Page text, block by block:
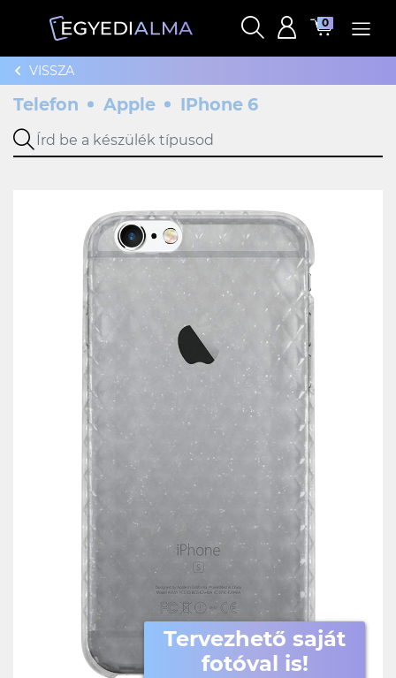
0
VISSZA
Telefon Apple IPhone 6
Tervezhető saját
fotóval is!